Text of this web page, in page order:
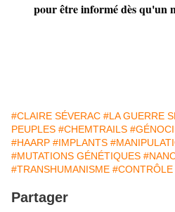
pour être informé dès qu'un
#CLAIRE SÉVERAC #LA GUERRE
PEUPLES #CHEMTRAILS
#HAARP #IMPLANTS
#MUTATIONS GÉNÉTIQUES
#TRANSHUMANISME
Partager